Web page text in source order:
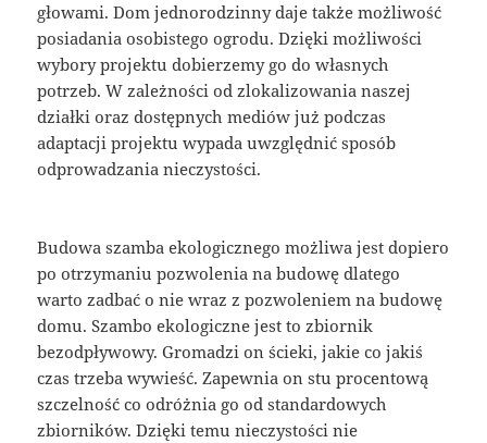
głowami. Dom jednorodzinny daje także możliwość
posiadania osobistego ogrodu. Dzięki możliwości
wybory projektu dobierzemy go do własnych
potrzeb. W zależności od zlokalizowania naszej
działki oraz dostępnych mediów już podczas
adaptacji projektu wypada uwzględnić sposób
odprowadzania nieczystości.
Budowa szamba ekologicznego możliwa jest dopiero
po otrzymaniu pozwolenia na budowę dlatego
warto zadbać o nie wraz z pozwoleniem na budowę
domu. Szambo ekologiczne jest to zbiornik
bezodpływowy. Gromadzi on ścieki, jakie co jakiś
czas trzeba wywieść. Zapewnia on stu procentową
szczelność co odróżnia go od standardowych
zbiorników. Dzięki temu nieczystości nie